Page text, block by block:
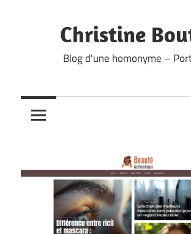
Christine
Blog d'une homonyme –